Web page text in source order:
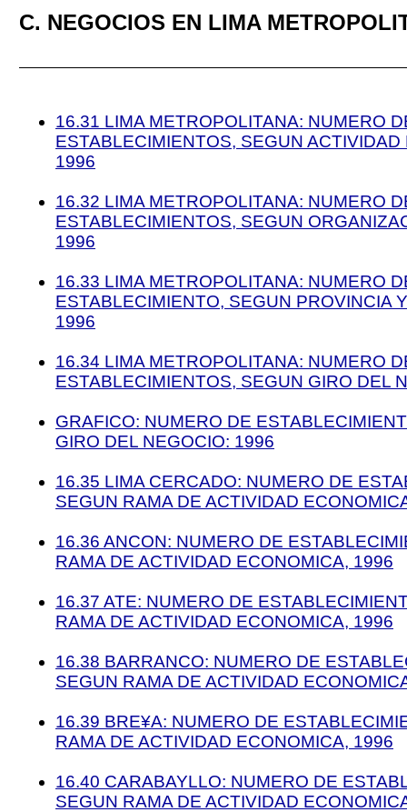
C. NEGOCIOS EN LIMA
16.31 LIMA METROPOLITANA: NUMERO
ESTABLECIMIENTOS, SEGUN ACTIVIDAD
1996
16.32 LIMA METROPOLITANA: NUMERO
ESTABLECIMIENTOS, SEGUN
1996
16.33 LIMA METROPOLITANA: NUMERO
ESTABLECIMIENTO, SEGUN PROVINCIA
1996
16.34 LIMA METROPOLITANA: NUMERO
ESTABLECIMIENTOS, SEGUN GIRO DEL
GRAFICO: NUMERO DE
GIRO DEL NEGOCIO: 1996
16.35 LIMA CERCADO: NUMERO DE
SEGUN RAMA DE ACTIVIDAD
16.36 ANCON: NUMERO DE
RAMA DE ACTIVIDAD ECONOMICA, 1996
16.37 ATE: NUMERO DE
RAMA DE ACTIVIDAD ECONOMICA, 1996
16.38 BARRANCO: NUMERO DE
SEGUN RAMA DE ACTIVIDAD
16.39 BRE¥A: NUMERO DE
RAMA DE ACTIVIDAD ECONOMICA, 1996
16.40 CARABAYLLO: NUMERO DE
SEGUN RAMA DE ACTIVIDAD